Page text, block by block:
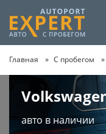
Главная С пробегом
авто в наличии